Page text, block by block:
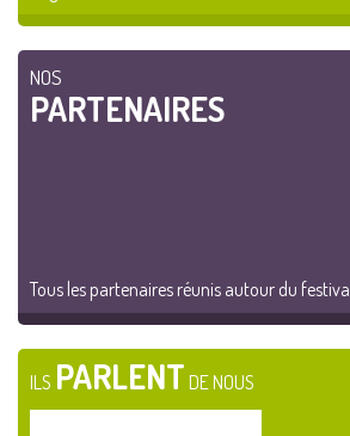
NOS
PARTENAIRES
Tous les partenaires réunis autour du festival
ILS PARLENT DE NOUS